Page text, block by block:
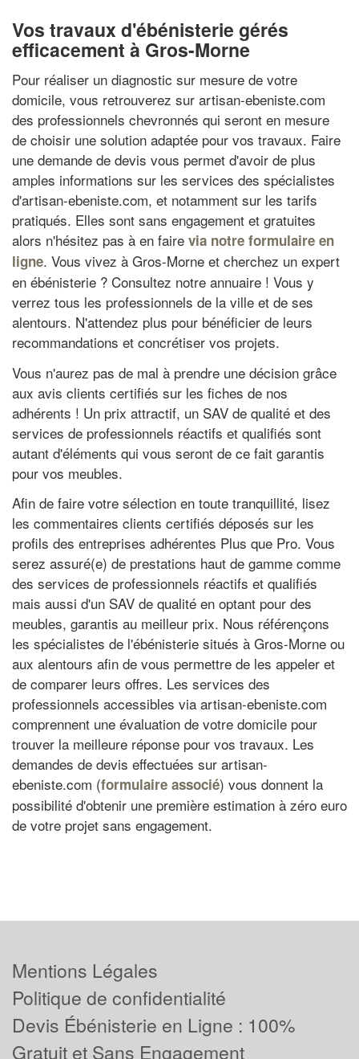
Vos travaux d'ébénisterie gérés
efficacement à Gros-Morne
Pour réaliser un diagnostic sur mesure de votre
domicile, vous retrouverez sur artisan-ebeniste.com
des professionnels chevronnés qui seront en mesure
de choisir une solution adaptée pour vos travaux. Faire
une demande de devis vous permet d'avoir de plus
amples informations sur les services des spécialistes
d'artisan-ebeniste.com, et notamment sur les tarifs
pratiqués. Elles sont sans engagement et gratuites
alors n'hésitez pas à en faire via notre formulaire en
ligne. Vous vivez à Gros-Morne et cherchez un expert
en ébénisterie ? Consultez notre annuaire ! Vous y
verrez tous les professionnels de la ville et de ses
alentours. N'attendez plus pour bénéficier de leurs
recommandations et concrétiser vos projets.
Vous n'aurez pas de mal à prendre une décision grâce
aux avis clients certifiés sur les fiches de nos
adhérents ! Un prix attractif, un SAV de qualité et des
services de professionnels réactifs et qualifiés sont
autant d'éléments qui vous seront de ce fait garantis
pour vos meubles.
Afin de faire votre sélection en toute tranquillité, lisez
les commentaires clients certifiés déposés sur les
profils des entreprises adhérentes Plus que Pro. Vous
serez assuré(e) de prestations haut de gamme comme
des services de professionnels réactifs et qualifiés
mais aussi d'un SAV de qualité en optant pour des
meubles, garantis au meilleur prix. Nous référençons
les spécialistes de l'ébénisterie situés à Gros-Morne ou
aux alentours afin de vous permettre de les appeler et
de comparer leurs offres. Les services des
professionnels accessibles via artisan-ebeniste.com
comprennent une évaluation de votre domicile pour
trouver la meilleure réponse pour vos travaux. Les
demandes de devis effectuées sur artisan-
ebeniste.com (formulaire associé) vous donnent la
possibilité d'obtenir une première estimation à zéro euro
de votre projet sans engagement.
Mentions Légales
Politique de confidentialité
Devis Ébénisterie en Ligne : 100%
Gratuit et Sans Engagement